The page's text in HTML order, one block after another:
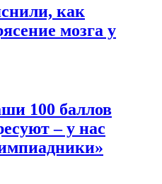
как
мозга у
100 баллов
– у нас